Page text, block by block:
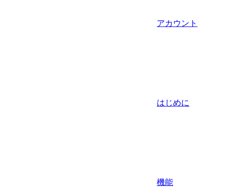
アカウント
はじめに
機能